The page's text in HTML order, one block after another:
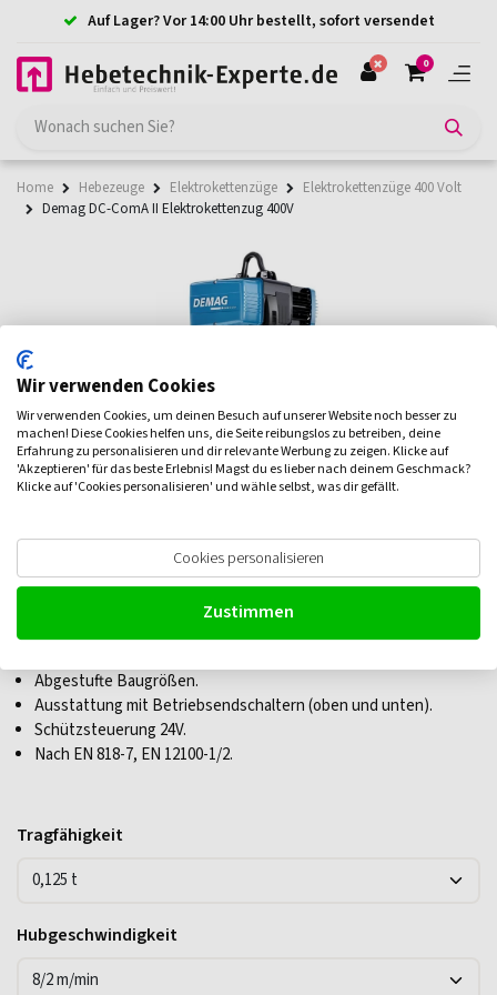
Auf Lager? Vor 14:00 Uhr bestellt, sofort versendet
0
Home Hebezeuge Elektrokettenzüge
Elektrokettenzüge 400 Volt
Demag DC-ComA II Elektrokettenzug 400V
Demag DC-ComA II Elektrokettenzug
400V
Abgestufte Baugrößen.
Ausstattung mit Betriebsendschaltern (oben und unten).
Schützsteuerung 24V.
Nach EN 818-7, EN 12100-1/2.
Tragfähigkeit
Hubgeschwindigkeit
Wir verwenden Cookies
Wir verwenden Cookies, um deinen Besuch auf unserer Website noch besser zu
machen! Diese Cookies helfen uns, die Seite reibungslos zu betreiben, deine
Erfahrung zu personalisieren und dir relevante Werbung zu zeigen. Klicke auf
'Akzeptieren' für das beste Erlebnis! Magst du es lieber nach deinem Geschmack?
Klicke auf 'Cookies personalisieren' und wähle selbst, was dir gefällt.
Cookies personalisieren
Zustimmen